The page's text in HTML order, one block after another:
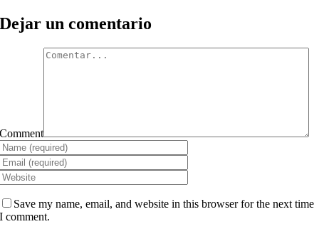
Dejar un comentario
Comment
Save my name, email, and website in this browser for the next time
I comment.